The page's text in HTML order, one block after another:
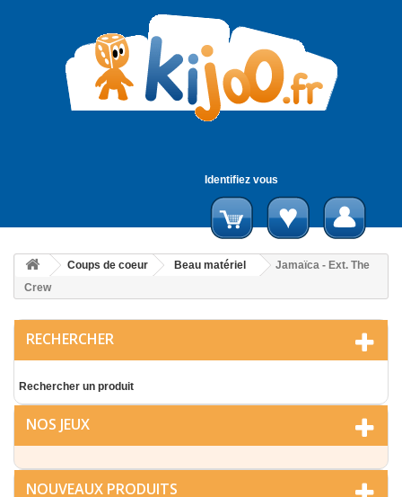
Identifiez vous
Coups de coeur Beau matériel
Jamaïca - Ext. The
Crew
RECHERCHER
Rechercher un produit
NOS JEUX
NOUVEAUX PRODUITS